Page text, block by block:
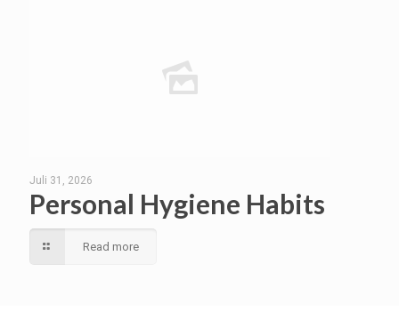
Juli 31, 2026
Personal Hygiene Habits
Read more